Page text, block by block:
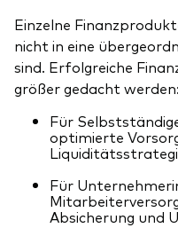
Einzelne
nicht in eine
sind. Erfolgreiche
größer gedacht werden:
Für
optimierte
Für
Absicherung und